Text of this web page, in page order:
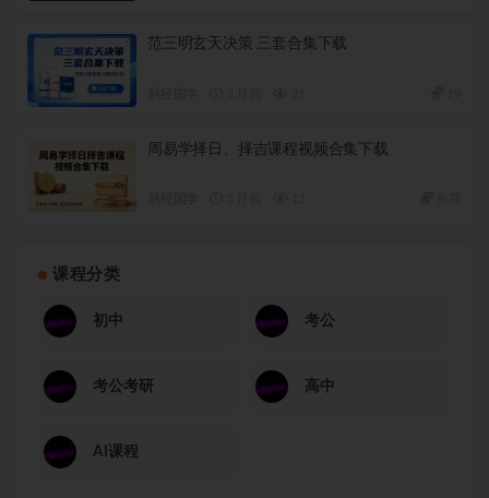
范三明玄天决策 三套合集下载
周易学择日、择吉课程视频合集下载
课程分类
初中 考公
考公考研 高中
AI课程